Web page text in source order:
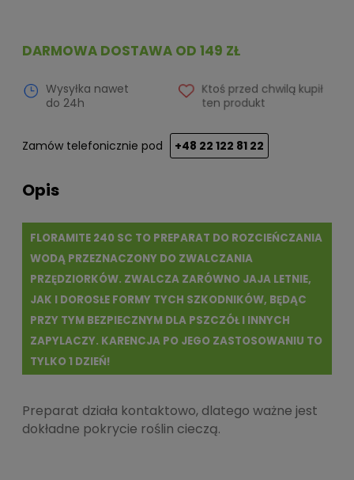
DARMOWA DOSTAWA OD 149 ZŁ
Wysyłka nawet
do 24h
Ktoś przed chwilą kupił
ten produkt
Zamów telefonicznie pod +48 22 122 81 22
Opis
FLORAMITE 240 SC TO PREPARAT DO ROZCIEŃCZANIA
WODĄ PRZEZNACZONY DO ZWALCZANIA
PRZĘDZIORKÓW. ZWALCZA ZARÓWNO JAJA LETNIE,
JAK I DOROSŁE FORMY TYCH SZKODNIKÓW, BĘDĄC
PRZY TYM BEZPIECZNYM DLA PSZCZÓŁ I INNYCH
ZAPYLACZY. KARENCJA PO JEGO ZASTOSOWANIU TO
TYLKO 1 DZIEŃ!
Preparat działa kontaktowo, dlatego ważne jest
dokładne pokrycie roślin cieczą.